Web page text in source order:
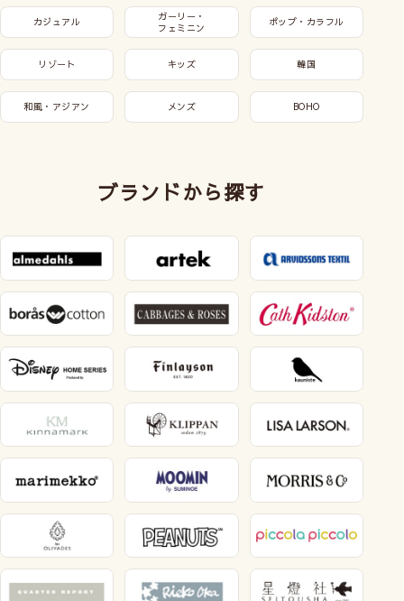
カジュアル
ガーリー・
フェミニン
ポップ・カラフル
リゾート キッズ 韓国
和風・アジアン メンズ BOHO
ブランドから探す